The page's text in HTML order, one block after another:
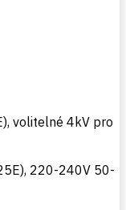
volitelné 4kV pro
220-240V 50-